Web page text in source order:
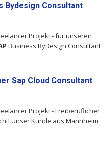
Bydesign Consultant
Projekt - für unseren
Business ByDesign Consultant
Sap Cloud Consultant
Projekt - Freiberuflicher
Unser Kunde aus Mannheim